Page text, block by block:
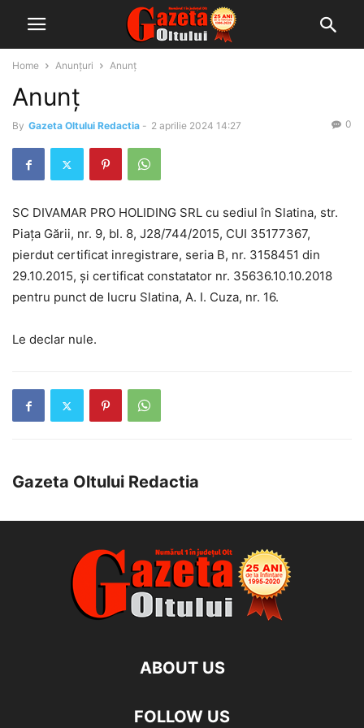
Home Anunțuri Anunț
Anunț
By Gazeta Oltului Redactia - 2 aprilie 2024 14:27 0
SC DIVAMAR PRO HOLIDING SRL cu sediul în Slatina, str.
Piața Gării, nr. 9, bl. 8, J28/744/2015, CUI 35177367,
pierdut certificat inregistrare, seria B, nr. 3158451 din
29.10.2015, și certificat constatator nr. 35636.10.10.2018
pentru punct de lucru Slatina, A. I. Cuza, nr. 16.
Le declar nule.
Gazeta Oltului Redactia
ABOUT US
FOLLOW US